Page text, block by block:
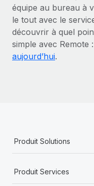
équipe au bureau à
le tout avec le
découvrir à quel
simple avec Remote :
aujourd’hui.
Produit Solutions
Produit Services